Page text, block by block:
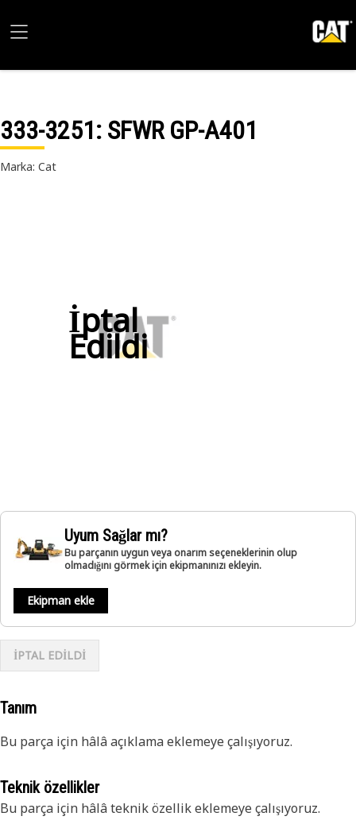
333-3251: SFWR GP-A401
Marka: Cat
İptal
Edildi
Uyum Sağlar mı?
Bu parçanın uygun veya onarım seçeneklerinin olup
olmadığını görmek için ekipmanınızı ekleyin.
Ekipman ekle
İPTAL EDİLDİ
Tanım
Bu parça için hâlâ açıklama eklemeye çalışıyoruz.
Teknik özellikler
Bu parça için hâlâ teknik özellik eklemeye çalışıyoruz.